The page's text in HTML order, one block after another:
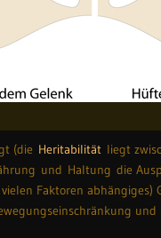
(die Heritabilität liegt
und Haltung die
Faktoren abhängiges)